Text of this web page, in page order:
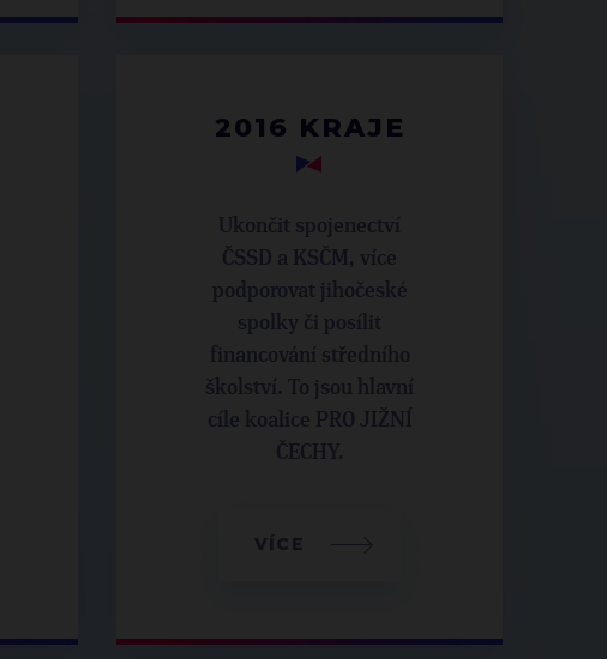
2016 KRAJE
Ukončit spojenectví
ČSSD a KSČM, více
podporovat jihočeské
spolky či posílit
financování středního
školství. To jsou hlavní
cíle koalice PRO JIŽNÍ
ČECHY.
VÍCE